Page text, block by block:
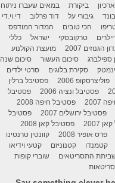
ארכיון ביקורת
במאים שעברו ניתוח
גיבורי על דוד פרלוב
די.וי.די
הכי טובים
המדור המודפס
טרקובסקי ישראל
כללי
הגנוזים 2007
מועצת הקולנוע
ספילברג סיכום העשור
סיכום שנה
סקירת בלוגים
סרטי ילדים
פוליצרסקופ 2006
פסטיבל ברלין
פסטיבל ונציה 2006
פסטיבל
פסטיבל חיפה 2008
פסטיבל ירושלים 2007
פסטיבל
2007
פסטיבל קאן 2008
פרס אופיר 2008
קוונטין טרנטינו
קטמנדו קטנוניזם
קטעי וידיאו
התסריטאים
שוברי קופות